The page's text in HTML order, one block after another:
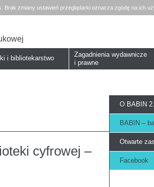
Brak zmiany ustawień przeglądarki oznacza zgodę na ich
i bibliotekarstwo
Zagadnienia wydawnicze
i prawne
cyfrowej –
O BABIN
BABIN –
Otwarte
Facebook